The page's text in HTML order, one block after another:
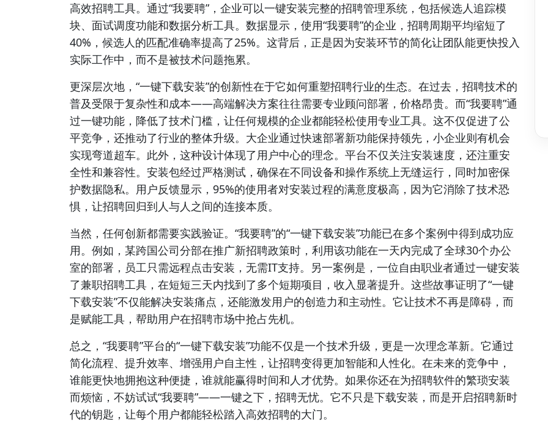
高效招聘工具。通过“我要聘”，企业可以一键安装完整的招聘管理系统，包括候选人追踪模
块、面试调度功能和数据分析工具。数据显示，使用“我要聘”的企业，招聘周期平均缩短了
40%，候选人的匹配准确率提高了25%。这背后，正是因为安装环节的简化让团队能更快投入
实际工作中，而不是被技术问题拖累。
更深层次地，“一键下载安装”的创新性在于它如何重塑招聘行业的生态。在过去，招聘技术的
普及受限于复杂性和成本——高端解决方案往往需要专业顾问部署，价格昂贵。而“我要聘”通
过一键功能，降低了技术门槛，让任何规模的企业都能轻松使用专业工具。这不仅促进了公
平竞争，还推动了行业的整体升级。大企业通过快速部署新功能保持领先，小企业则有机会
实现弯道超车。此外，这种设计体现了用户中心的理念。平台不仅关注安装速度，还注重安
全性和兼容性。安装包经过严格测试，确保在不同设备和操作系统上无缝运行，同时加密保
护数据隐私。用户反馈显示，95%的使用者对安装过程的满意度极高，因为它消除了技术恐
惧，让招聘回归到人与人之间的连接本质。
当然，任何创新都需要实践验证。“我要聘”的“一键下载安装”功能已在多个案例中得到成功应
用。例如，某跨国公司分部在推广新招聘政策时，利用该功能在一天内完成了全球30个办公
室的部署，员工只需远程点击安装，无需IT支持。另一案例是，一位自由职业者通过一键安装
了兼职招聘工具，在短短三天内找到了多个短期项目，收入显著提升。这些故事证明了“一键
下载安装”不仅能解决安装痛点，还能激发用户的创造力和主动性。它让技术不再是障碍，而
是赋能工具，帮助用户在招聘市场中抢占先机。
总之，“我要聘”平台的“一键下载安装”功能不仅是一个技术升级，更是一次理念革新。它通过
简化流程、提升效率、增强用户自主性，让招聘变得更加智能和人性化。在未来的竞争中，
谁能更快地拥抱这种便捷，谁就能赢得时间和人才优势。如果你还在为招聘软件的繁琐安装
而烦恼，不妨试试“我要聘”——一键之下，招聘无忧。它不只是下载安装，而是开启招聘新时
代的钥匙，让每个用户都能轻松踏入高效招聘的大门。